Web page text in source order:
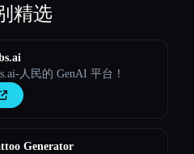
精选
人民的 GenAI 平台！
Generator